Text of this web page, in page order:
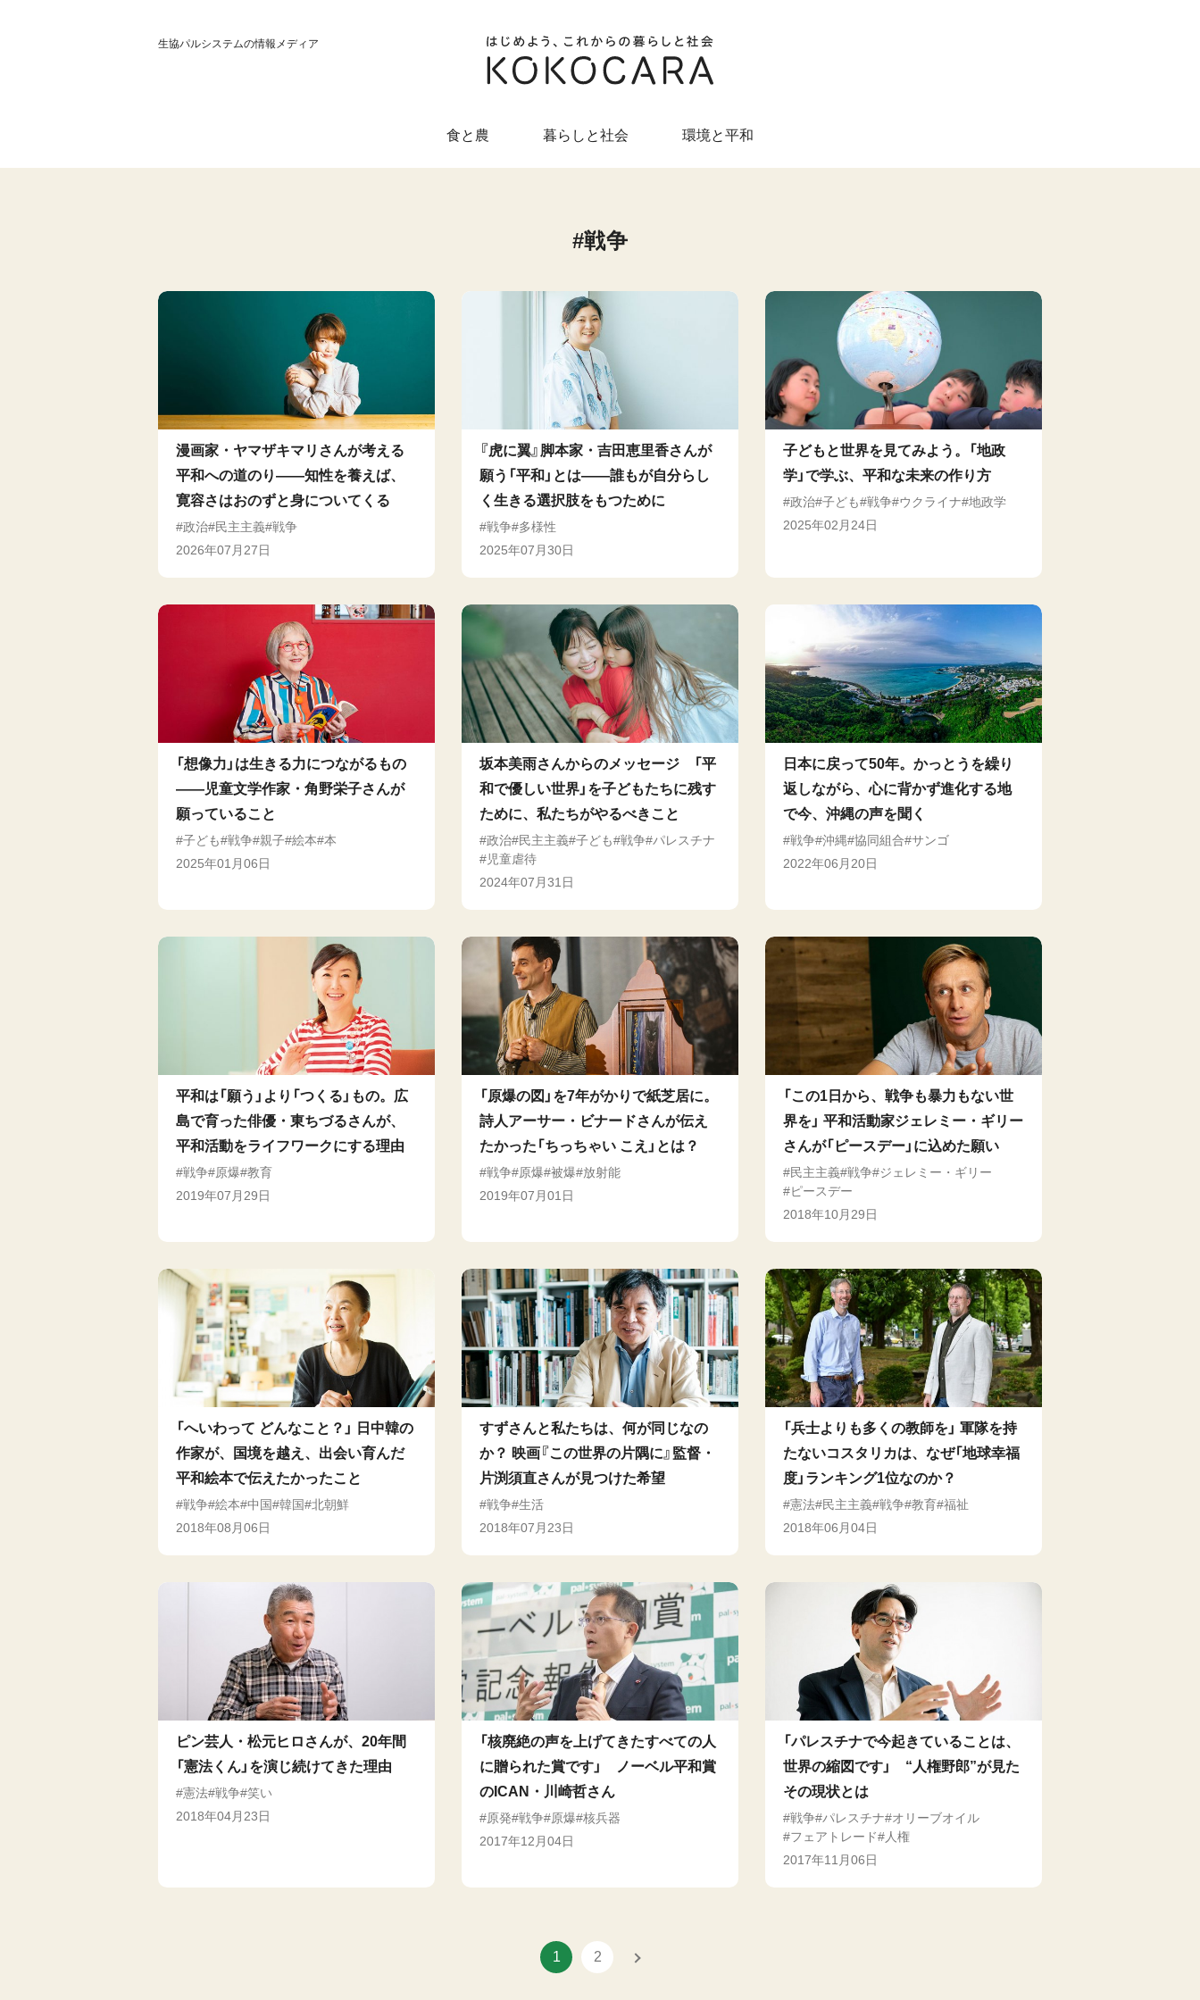
生協パルシステムの情報メディア
食と農 暮らしと社会 環境と平和
戦争
漫画家・ヤマザキマリさんが考える
平和への道のり——知性を養えば、
寛容さはおのずと身についてくる
政治 民主主義 戦争
2026年07月27日
『虎に翼』脚本家・吉田恵里香さんが
願う「平和」とは——誰もが自分らし
く生きる選択肢をもつために
戦争 多様性
2025年07月30日
子どもと世界を見てみよう。「地政
学」で学ぶ、平和な未来の作り方
政治 子ども 戦争 ウクライナ 地政学
2025年02月24日
「想像力」は生きる力につながるもの
――児童文学作家・角野栄子さんが
願っていること
子ども 戦争 親子 絵本 本
2025年01月06日
坂本美雨さんからのメッセージ 「平
和で優しい世界」を子どもたちに残す
ために、私たちがやるべきこと
政治 民主主義 子ども 戦争 パレスチナ
児童虐待
2024年07月31日
日本に戻って50年。かっとうを繰り
返しながら、心に背かず進化する地
で今、沖縄の声を聞く
戦争 沖縄 協同組合 サンゴ
2022年06月20日
平和は「願う」より「つくる」もの。広
島で育った俳優・東ちづるさんが、
平和活動をライフワークにする理由
戦争 原爆 教育
2019年07月29日
「原爆の図」を7年がかりで紙芝居に。
詩人アーサー・ビナードさんが伝え
たかった「ちっちゃい こえ」とは？
戦争 原爆 被爆
放射能
2019年07月01日
「この1日から、戦争も暴力もない世
界を」 平和活動家ジェレミー・ギリー
さんが「ピースデー」に込めた願い
民主主義 戦争 ジェレミー・ギリー
ピースデー
2018年10月29日
「へいわって どんなこと？」 日中韓の
作家が、国境を越え、出会い育んだ
平和絵本で伝えたかったこと
戦争 絵本 中国 韓国
北朝鮮
2018年08月06日
すずさんと私たちは、何が同じなの
か？ 映画『この世界の片隅に』監督・
片渕須直さんが見つけた希望
戦争 生活
2018年07月23日
「兵士よりも多くの教師を」 軍隊を持
たないコスタリカは、なぜ「地球幸福
度」ランキング1位なのか？
憲法 民主主義 戦争 教育 福祉
2018年06月04日
ピン芸人・松元ヒロさんが、20年間
「憲法くん」を演じ続けてきた理由
憲法 戦争 笑い
2018年04月23日
「核廃絶の声を上げてきたすべての人
に贈られた賞です」 ノーベル平和賞
のICAN・川崎哲さん
原発 戦争 原爆 核兵器
2017年12月04日
「パレスチナで今起きていることは、
世界の縮図です」 “人権野郎”が見た
その現状とは
戦争 パレスチナ
オリーブオイル
フェアトレード
人権
2017年11月06日
1 2